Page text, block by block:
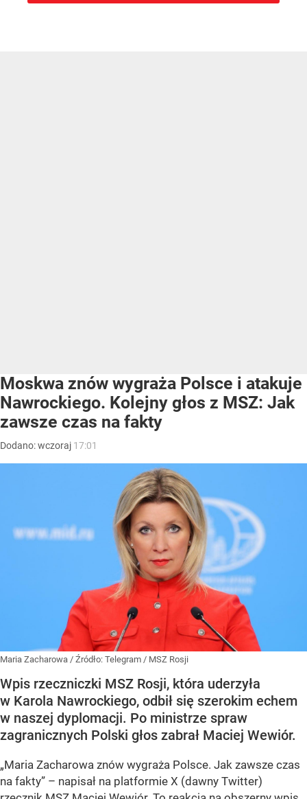
Moskwa znów wygraża Polsce i atakuje
Nawrockiego. Kolejny głos z MSZ: Jak
zawsze czas na fakty
Dodano:wczoraj 17:01
Maria Zacharowa / Źródło: Telegram / MSZ Rosji
Wpis rzeczniczki MSZ Rosji, która uderzyła
w Karola Nawrockiego, odbił się szerokim echem
w naszej dyplomacji. Po ministrze spraw
zagranicznych Polski głos zabrał Maciej Wewiór.
„Maria Zacharowa znów wygraża Polsce. Jak zawsze czas
na fakty” – napisał na platformie X (dawny Twitter)